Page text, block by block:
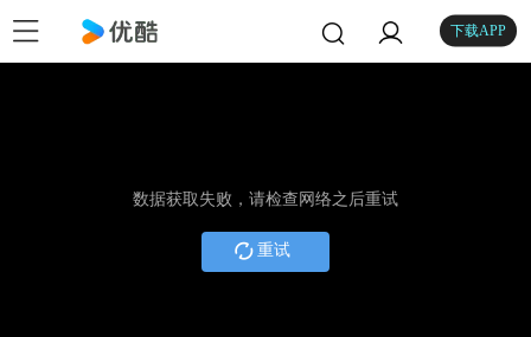
下载APP
数据获取失败，请检查网络之后重试
重试